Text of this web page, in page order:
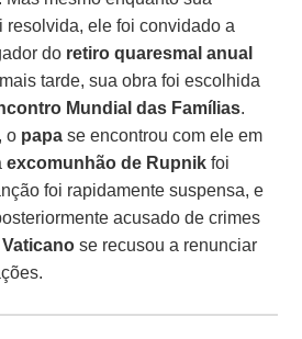
resolvida, ele foi convidado a
do retiro quaresmal anual
tarde, sua obra foi escolhida
Mundial das Famílias.
o papase encontrou com ele em
excomunhão de Rupnik foi
foi rapidamente suspensa, e
acusado de crimes
Vaticano se recusou a renunciar